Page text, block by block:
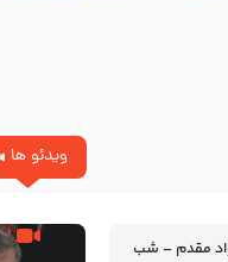
ویدئو ها
جواد مقدم – شب